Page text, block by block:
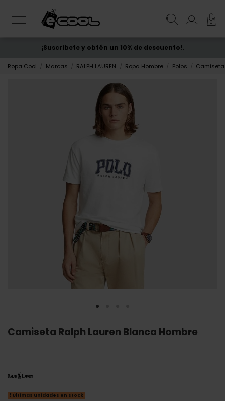
0
ENVÍO GRATIS desde 50€
¡Suscríbete y obtén un 10% de descuento!.
Ropa Cool Marcas RALPH LAUREN Ropa Hombre Polos Camiseta
Camiseta Ralph Lauren Blanca Hombre
Últimas unidades en stock